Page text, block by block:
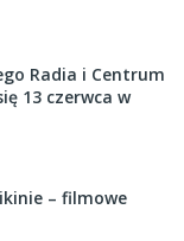
Radia i Centrum
13 czerwca w
– filmowe